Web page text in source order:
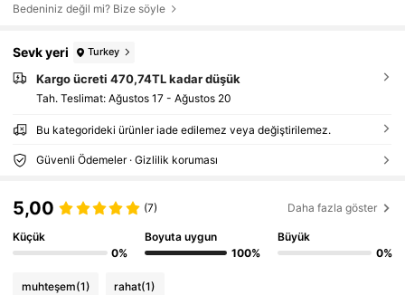
Bedeniniz değil mi? Bize söyle
Sevk yeri Turkey
Kargo ücreti 470,74TL kadar düşük
Tah. Teslimat: Ağustos 17 - Ağustos 20
Bu kategorideki ürünler iade edilemez veya değiştirilemez.
Güvenli Ödemeler · Gizlilik koruması
5,00 (7) Daha fazla göster
Küçük
0%
Boyuta uygun
100%
Büyük
0%
muhteşem(1) rahat(1)